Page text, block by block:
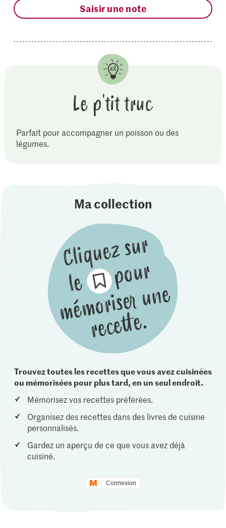
Saisir une note
Le p'tit truc
Parfait pour accompagner un poisson ou des
légumes.
Ma collection
Trouvez toutes les recettes que vous avez cuisinées
ou mémorisées pour plus tard, en un seul endroit.
Mémorisez vos recettes préférées.
Organisez des recettes dans des livres de cuisine
personnalisés.
Gardez un aperçu de ce que vous avez déjà
cuisiné.
Connexion